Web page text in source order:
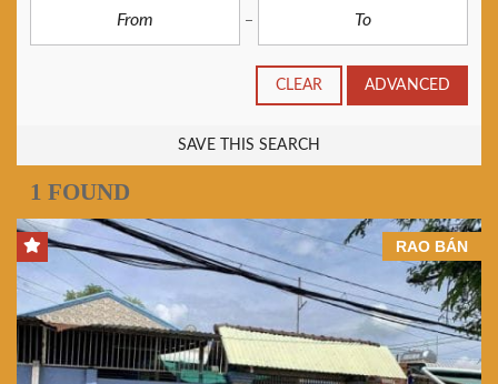
CLEAR ADVANCED
SAVE THIS SEARCH
1 FOUND
RAO BÁN